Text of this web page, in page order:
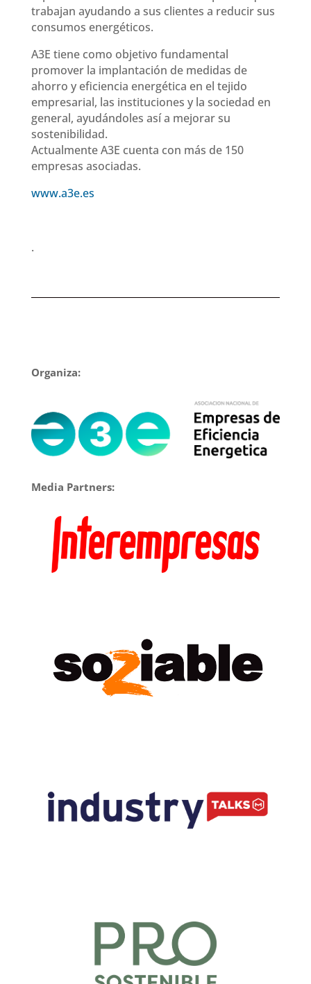
trabajan ayudando a sus clientes a reducir sus
consumos energéticos.
A3E tiene como objetivo fundamental
promover la implantación de medidas de
ahorro y eficiencia energética en el tejido
empresarial, las instituciones y la sociedad en
general, ayudándoles así a mejorar su
sostenibilidad.
Actualmente A3E cuenta con más de 150
empresas asociadas.
www.a3e.es
.
Organiza:
Media Partners: